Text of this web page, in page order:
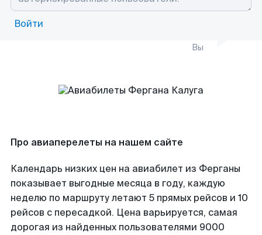
Войти
Вы
Про авиаперелеты на нашем сайте
Календарь низких цен на авиабилет из Ферганы
показывает выгодные месяца в году, каждую
неделю по маршруту летают 5 прямых рейсов и 10
рейсов с пересадкой. Цена варьируется, самая
дорогая из найденных пользователями 9000